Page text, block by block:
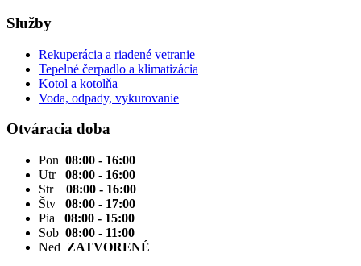
Služby
Rekuperácia a riadené vetranie
Tepelné čerpadlo a klimatizácia
Kotol a kotolňa
Voda, odpady, vykurovanie
Otváracia doba
Pon 08:00 - 16:00
Utr 08:00 - 16:00
Str 08:00 - 16:00
Štv 08:00 - 17:00
Pia 08:00 - 15:00
Sob 08:00 - 11:00
Ned ZATVORENÉ